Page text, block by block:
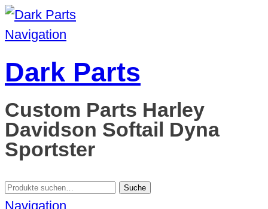
Navigation
Dark Parts
Custom Parts Harley
Davidson Softail Dyna
Sportster
Suche
nach:
Suche
Navigation